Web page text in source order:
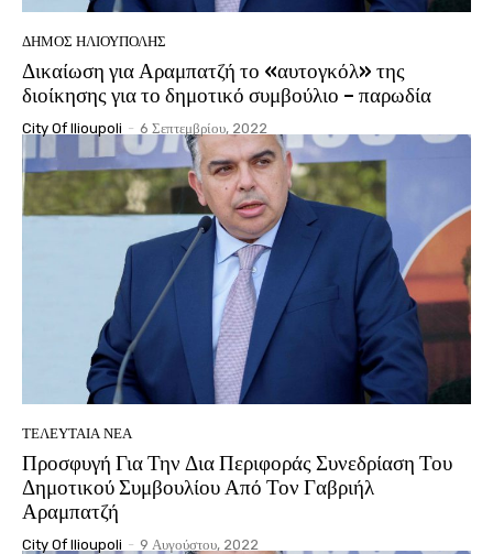
ΔΉΜΟΣ ΗΛΙΟΎΠΟΛΗΣ
Δικαίωση για Αραμπατζή το «αυτογκόλ» της
διοίκησης για το δημοτικό συμβούλιο – παρωδία
City Of Ilioupoli - 6 Σεπτεμβρίου, 2022
ΤΕΛΕΥΤΑΊΑ ΝΈΑ
Προσφυγή Για Την Δια Περιφοράς Συνεδρίαση Του
Δημοτικού Συμβουλίου Από Τον Γαβριήλ
Αραμπατζή
City Of Ilioupoli - 9 Αυγούστου, 2022